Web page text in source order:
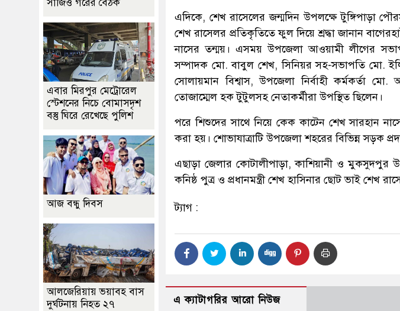
এদিকে, শেখ রাসেলের জন্মদিন উপলক্ষে টুঙ্গিপাড়া
শেখ রাসেলর প্রতিকৃতিতে ফুল দিয়ে শ্রদ্ধা জানান
নাসের তন্ময়। এসময় উপজেলা আওয়ামী লীগের
সম্পাদক মো. বাবুল শেখ, সিনিয়র সহ-সভাপতি মো.
সোলায়মান বিশ্বাস, উপজেলা নির্বাহী কর্মকর্তা
তোজাম্মেল হক টুটুলসহ নেতাকর্মীরা উপস্থিত ছিলেন।
পরে শিশুদের সাথে নিয়ে কেক কাটেন শেখ সারহান
করা হয়। শোভাযাত্রাটি উপজেলা শহরের বিভিন্ন সড়ক
এছাড়া জেলার কোটালীপাড়া, কাশিয়ানী ও মুকসুদপুর
কনিষ্ঠ পুত্র ও প্রধানমন্ত্রী শেখ হাসিনার ছোট ভাই শেখ
ট্যাগ :
এ ক্যাটাগরির আরো নিউজ
সার্জিও গরের বৈঠক
এবার মিরপুর মেট্রোরেল
স্টেশনের নিচে বোমাসদৃশ
বস্তু ঘিরে রেখেছে পুলিশ
আজ বন্ধু দিবস
আলজেরিয়ায় ভয়াবহ বাস
দুর্ঘটনায় নিহত ২৭